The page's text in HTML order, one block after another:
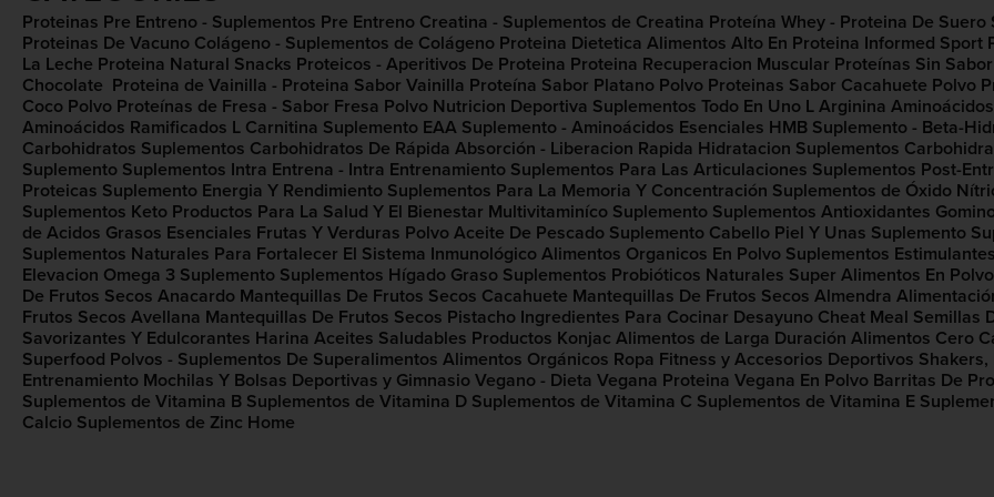
Proteinas Pre Entreno - Suplementos Pre Entreno Creatina - Suplementos de Creatina Proteína Whey - Proteina De Suero
Proteinas De Vacuno Colágeno - Suplementos de Colágeno Proteina Dietetica Alimentos Alto En Proteina Informed Sport
La Leche Proteina Natural Snacks Proteicos - Aperitivos De Proteina Proteina Recuperacion Muscular​ Proteínas Sin Sabor
Chocolate ​ Proteina de Vainilla - Proteina Sabor Vainilla​ Proteína Sabor Platano Polvo Proteinas Sabor Cacahuete Polvo
Coco Polvo Proteínas de Fresa - Sabor Fresa Polvo Nutricion Deportiva Suplementos Todo En Uno L Arginina
Aminoácidos Ramificados L Carnitina Suplemento EAA Suplemento - Aminoácidos Esenciales HMB Suplemento - Beta-
Carbohidratos Suplementos​ Carbohidratos De Rápida​ Absorción - Liberacion Rapida Hidratacion Suplementos
Suplemento​ Suplementos Intra Entrena - Intra Entrenamiento Suplementos Para Las Articulaciones Suplementos Post-
Proteicas Suplemento Energia Y Rendimiento Suplementos Para La Memoria Y Concentración​ Suplementos de Óxido
Suplementos Keto Productos Para La Salud Y El Bienestar​ Multivitaminíco Suplemento​ Suplementos Antioxidantes
de Acidos Grasos Esenciales Frutas Y Verduras Polvo Aceite De Pescado Suplemento​ Cabello Piel Y Unas Suplemento
Suplementos Naturales Para Fortalecer El Sistema Inmunológico​ Alimentos Organicos En Polvo Suplementos
Elevacion Omega 3 Suplemento​ Suplementos Hígado Graso​ Suplementos Probióticos Naturales​ Super Alimentos En Polvo
De Frutos Secos Anacardo Mantequillas De Frutos Secos Cacahuete Mantequillas De Frutos Secos Almendra
Frutos Secos Avellana Mantequillas De Frutos Secos Pistacho Ingredientes Para Cocinar Desayuno Cheat Meal Semillas
Savorizantes Y Edulcorantes Harina Aceites Saludables Productos Konjac Alimentos de Larga Duración Alimentos Cero
Superfood Polvos - Suplementos De Superalimentos Alimentos Orgánicos Ropa Fitness y Accesorios Deportivos
Entrenamiento Mochilas Y Bolsas Deportivas y Gimnasio Vegano - Dieta Vegana Proteina Vegana En Polvo Barritas De
Suplementos de Vitamina B Suplementos de Vitamina D Suplementos de Vitamina C Suplementos de Vitamina E
Calcio Suplementos de Zinc Home